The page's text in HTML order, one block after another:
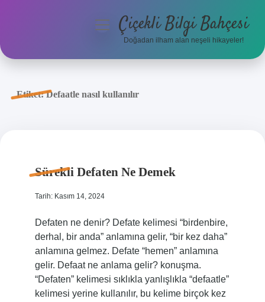
Anasayfa
menüyüÇiçekli Bilgi Bahçesi
Doğadan ilham alan neşeli hikayeler!
Etiket:Defaatle nasıl kullanılır
Sürekli Defaten Ne Demek
Tarih: Kasım 14, 2024
Defaten ne denir? Defate kelimesi “birdenbire,
derhal, bir anda” anlamına gelir, “bir kez daha”
anlamına gelmez. Defate “hemen” anlamına
gelir. Defaat ne anlama gelir? konuşma.
“Defaten” kelimesi sıklıkla yanlışlıkla “defaatle”
kelimesi yerine kullanılır, bu kelime birçok kez